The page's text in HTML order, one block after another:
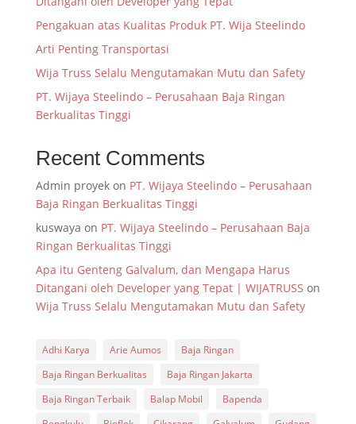
Pengakuan atas Kualitas Produk PT. Wija Steelindo
Arti Penting Transportasi
Wija Truss Selalu Mengutamakan Mutu dan Safety
PT. Wijaya Steelindo – Perusahaan Baja Ringan
Berkualitas Tinggi
Recent Comments
Admin proyekon PT. Wijaya Steelindo – Perusahaan
Baja Ringan Berkualitas Tinggi
kuswaya on PT. Wijaya Steelindo – Perusahaan Baja
Ringan Berkualitas Tinggi
Apa itu Genteng Galvalum, dan Mengapa Harus
Ditangani oleh Developer yang Tepat | WIJATRUSS on
Wija Truss Selalu Mengutamakan Mutu dan Safety
Adhi Karya Arie Aumos
Baja Ringan
Baja Ringan Berkualitas
Baja Ringan Jakarta
Baja Ringan Terbaik
Balap Mobil
Bapenda